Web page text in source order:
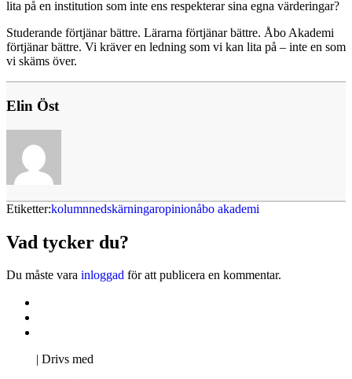
lita på en institution som inte ens respekterar sina egna värderingar?
Studerande förtjänar bättre. Lärarna förtjänar bättre. Åbo Akademi
förtjänar bättre. Vi kräver en ledning som vi kan lita på – inte en som
vi skäms över.
Elin Öst
Etiketter:kolumnnedskärningaropinionåbo akademi
Vad tycker du?
Du måste vara inloggad för att publicera en kommentar.
| Drivs med